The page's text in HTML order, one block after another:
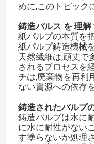
めに,このトピック
鋳造パルス を 理解
紙パルプの本質を
紙パルプ鋳造機械
天然繊維は,頑丈で
されるプロセスを
チは,廃棄物を再利
ない資源への依存
鋳造されたパルプ
鋳造パルプは水に
に水に耐性がない
す塗らないか処理